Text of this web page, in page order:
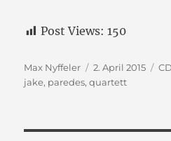
Post Views: 150
Autor
Max Nyffeler
Veröffentlicht
am
2. April 2015
jake, paredes,quartett